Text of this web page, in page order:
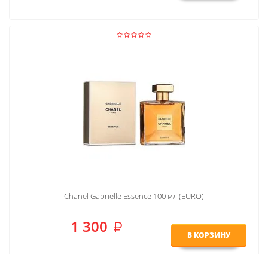
Chanel Gabrielle Essence 100 мл (EURO)
1 300 В КОРЗИНУ